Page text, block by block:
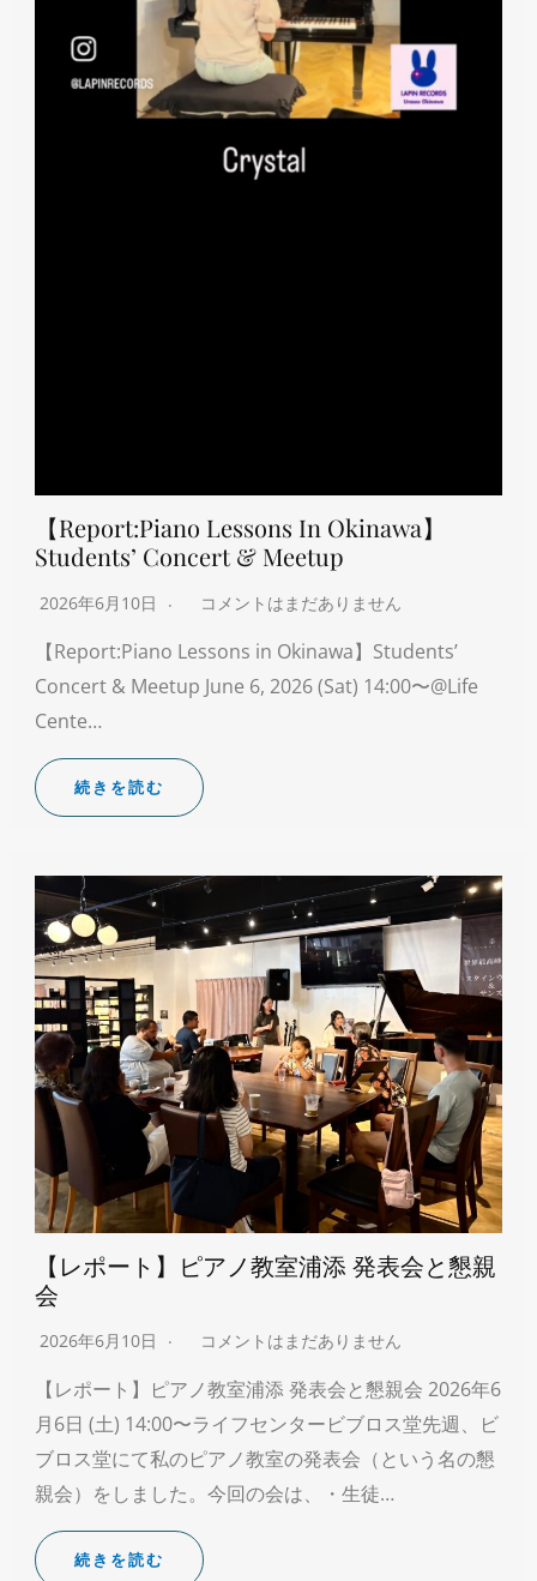
【Report:Piano Lessons In Okinawa】
Students’ Concert & Meetup
2026年6月10日 コメントはまだありません
【Report:Piano Lessons in Okinawa】Students’
Concert & Meetup June 6, 2026 (Sat) 14:00〜@Life
Cente…
続きを読む
【レポート】ピアノ教室浦添 発表会と懇親
会
2026年6月10日 コメントはまだありません
【レポート】ピアノ教室浦添 発表会と懇親会 2026年6
月6日 (土) 14:00〜ライフセンタービブロス堂先週、ビ
ブロス堂にて私のピアノ教室の発表会（という名の懇
親会）をしました。今回の会は、・生徒…
続きを読む